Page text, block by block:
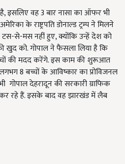
इसलिए वह 3 बार नासा का ऑफर भी
के राष्ट्रपति डोनाल्ड ट्रम्प ने मिलने
टस-से-मस नहीं हुए, क्योंकि उन्हें देश को
खुद को. गोपाल ने फैसला लिया है कि
की मदद करेंगे. इस काम की शुरूआत
8 बच्चों के आविष्कार का प्रोविजनल
गोपाल देहरादून की सरकारी ग्राफिक
कर रहे हैं. इसके बाद वह झारखंड में लैब